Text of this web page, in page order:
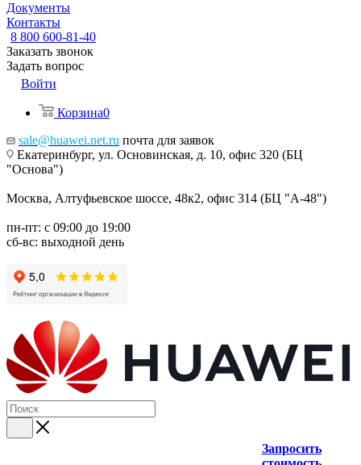
Документы
Контакты
8 800 600-81-40
Заказать звонок
Задать вопрос
Войти
Корзина0
sale@huawei.net.ru почта для заявок
Екатеринбург, ул. Основинская, д. 10, офис 320 (БЦ
"Основа")
Москва, Алтуфьевское шоссе, 48к2, офис 314 (БЦ "А-48")
пн-пт: с 09:00 до 19:00
сб-вс: выходной день
Запросить